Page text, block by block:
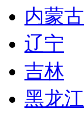
内蒙古
辽宁
吉林
黑龙江